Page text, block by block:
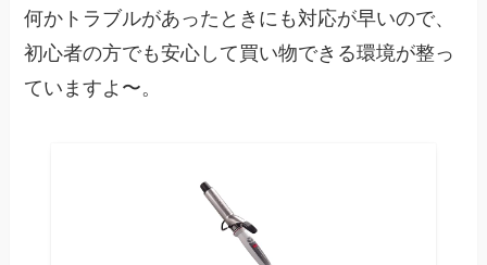
何かトラブルがあったときにも対応が早いので、
初心者の方でも安心して買い物できる環境が整っ
ていますよ〜。